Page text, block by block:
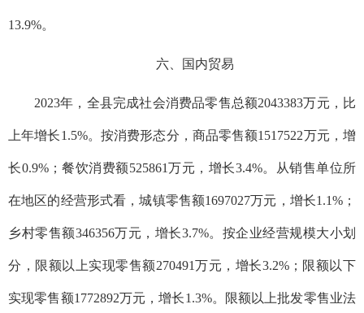
13.9%。
六、国内贸易
2023年，全县完成社会消费品零售总额2043383万元，比
上年增长1.5%。按消费形态分，商品零售额1517522万元，增
长0.9%；餐饮消费额525861万元，增长3.4%。从销售单位所
在地区的经营形式看，城镇零售额1697027万元，增长1.1%；
乡村零售额346356万元，增长3.7%。按企业经营规模大小划
分，限额以上实现零售额270491万元，增长3.2%；限额以下
实现零售额1772892万元，增长1.3%。限额以上批发零售业法